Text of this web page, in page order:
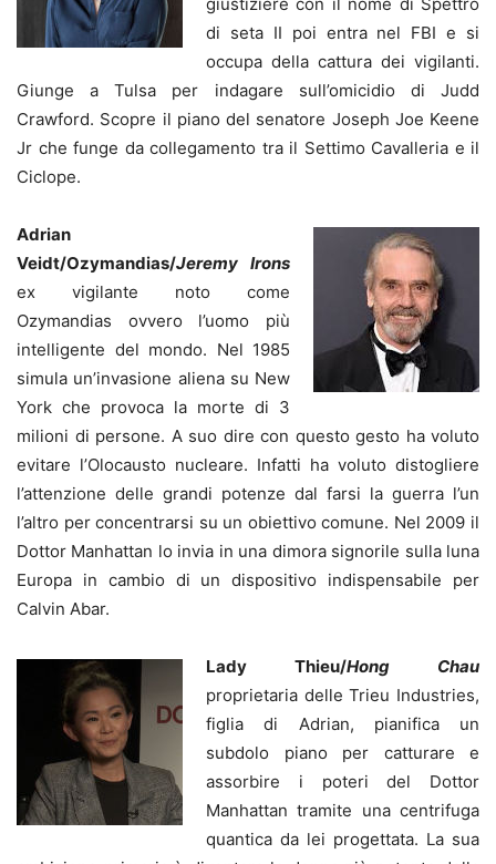
di seta II poi entra nel FBI e si
occupa della cattura dei vigilanti.
Giunge a Tulsa per indagare sull’omicidio di Judd
Crawford. Scopre il piano del senatore Joseph Joe Keene
Jr che funge da collegamento tra il Settimo Cavalleria e il
Ciclope.
Adrian
Veidt/Ozymandias/Jeremy Irons
ex vigilante noto come
Ozymandias ovvero l’uomo più
intelligente del mondo. Nel 1985
simula un’invasione aliena su New
York che provoca la morte di 3
milioni di persone. A suo dire con questo gesto ha voluto
evitare l’Olocausto nucleare. Infatti ha voluto distogliere
l’attenzione delle grandi potenze dal farsi la guerra l’un
l’altro per concentrarsi su un obiettivo comune. Nel 2009 il
Dottor Manhattan lo invia in una dimora signorile sulla luna
Europa in cambio di un dispositivo indispensabile per
Calvin Abar.
Lady Thieu/Hong Chau
proprietaria delle Trieu Industries,
figlia di Adrian, pianifica un
subdolo piano per catturare e
assorbire i poteri del Dottor
Manhattan tramite una centrifuga
quantica da lei progettata. La sua